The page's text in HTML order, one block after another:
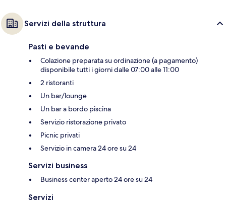
Servizi della struttura
Pasti e bevande
Colazione preparata su ordinazione (a pagamento)
disponibile tutti i giorni dalle 07:00 alle 11:00
2 ristoranti
Un bar/lounge
Un bar a bordo piscina
Servizio ristorazione privato
Picnic privati
Servizio in camera 24 ore su 24
Servizi business
Business center aperto 24 ore su 24
Servizi